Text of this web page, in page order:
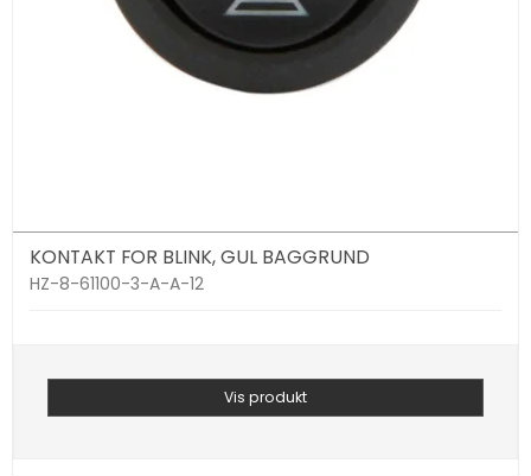
KONTAKT FOR BLINK, GUL BAGGRUND
HZ-8-61100-3-A-A-12
Vis produkt